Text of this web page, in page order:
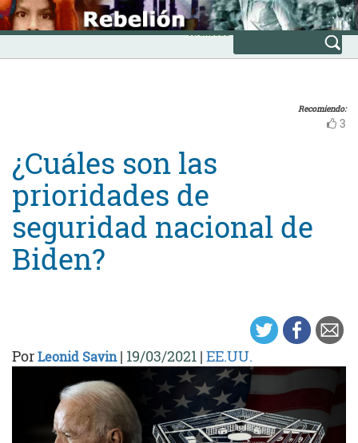
Skip
to
content
INICIO
Avanzada
Recomiendo:
3
¿Cuáles son las
prioridades de
seguridad nacional de
Biden?
PorLeonid Savin| 19/03/2021 | EE.UU.